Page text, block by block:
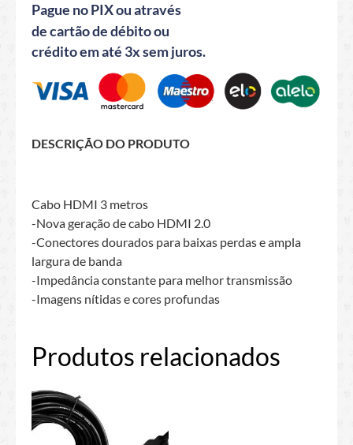
Pague no PIX ou através
de cartão de débito ou
crédito em até 3x sem juros.
DESCRIÇÃO DO PRODUTO
Cabo HDMI 3 metros
-Nova geração de cabo HDMI 2.0
-Conectores dourados para baixas perdas e ampla
largura de banda
-Impedância constante para melhor transmissão
-Imagens nítidas e cores profundas
Produtos relacionados